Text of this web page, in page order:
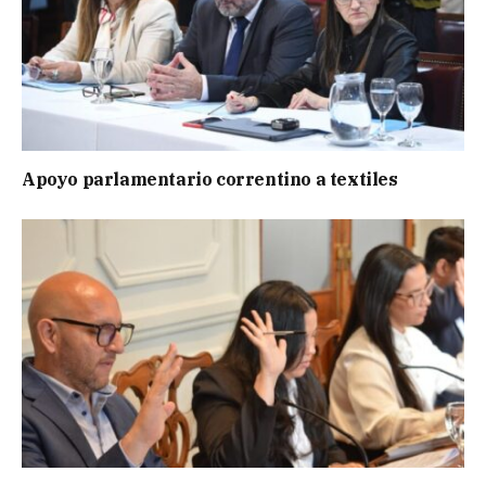
Apoyo parlamentario correntino a textiles